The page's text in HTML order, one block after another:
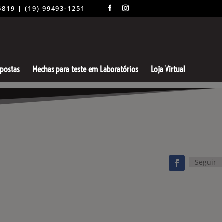
| (19) 99493-1251
Mechas para teste em Laboratórios Loja Virtual
Seguir